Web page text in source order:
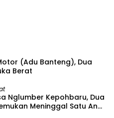
(Adu Banteng), Dua
Berat
Nglumber Kepohbaru, Dua
Meninggal Satu Anak